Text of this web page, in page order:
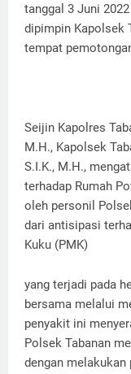
tanggal 3 Juni
dipimpin Kapolsek
tempat
Seijin Kapolres
M.H., Kapolsek
S.I.K., M.H.,
terhadap Rumah
oleh personil
dari antisipasi
Kuku (PMK)
yang terjadi pada
bersama melalui
penyakit ini
Polsek Tabanan
dengan